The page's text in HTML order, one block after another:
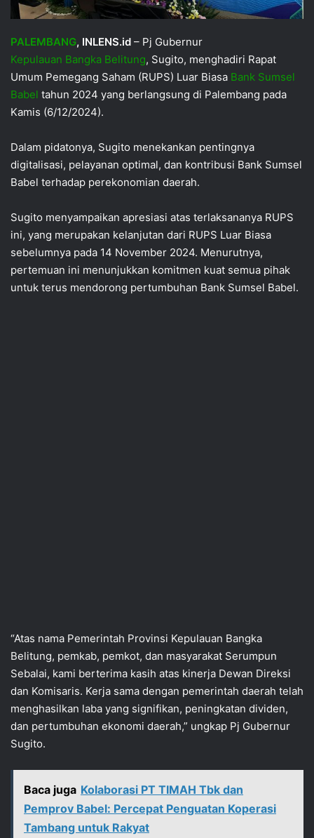
PALEMBANG, INLENS.id – Pj Gubernur
Kepulauan Bangka Belitung, Sugito, menghadiri Rapat
Umum Pemegang Saham (RUPS) Luar Biasa Bank Sumsel
Babel tahun 2024 yang berlangsung di Palembang pada
Kamis (6/12/2024).
Dalam pidatonya, Sugito menekankan pentingnya
digitalisasi, pelayanan optimal, dan kontribusi Bank Sumsel
Babel terhadap perekonomian daerah.
Sugito menyampaikan apresiasi atas terlaksananya RUPS
ini, yang merupakan kelanjutan dari RUPS Luar Biasa
sebelumnya pada 14 November 2024. Menurutnya,
pertemuan ini menunjukkan komitmen kuat semua pihak
untuk terus mendorong pertumbuhan Bank Sumsel Babel.
“Atas nama Pemerintah Provinsi Kepulauan Bangka
Belitung, pemkab, pemkot, dan masyarakat Serumpun
Sebalai, kami berterima kasih atas kinerja Dewan Direksi
dan Komisaris. Kerja sama dengan pemerintah daerah telah
menghasilkan laba yang signifikan, peningkatan dividen,
dan pertumbuhan ekonomi daerah,” ungkap Pj Gubernur
Sugito.
Baca juga Kolaborasi PT TIMAH Tbk dan
Pemprov Babel: Percepat Penguatan Koperasi
Tambang untuk Rakyat